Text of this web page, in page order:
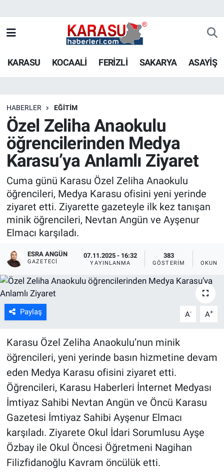
KARASU KOCAALİ FERİZLİ SAKARYA ASAYİŞ
HABERLER EĞİTİM
Özel Zeliha Anaokulu
öğrencilerinden Medya
Karasu’ya Anlamlı Ziyaret
Cuma günü Karasu Özel Zeliha Anaokulu
öğrencileri, Medya Karasu ofisini yeni yerinde
ziyaret etti. Ziyarette gazeteyle ilk kez tanışan
minik öğrencileri, Nevtan Angün ve Ayşenur
Elmacı karşıladı.
ESRA ANGÜN
GAZETECI
07.11.2025 - 16:32
YAYINLANMA
383
GÖSTERIM
Paylaş A- A+
Karasu Özel Zeliha Anaokulu’nun minik
öğrencileri, yeni yerinde basın hizmetine devam
eden Medya Karasu ofisini ziyaret etti.
Öğrencileri, Karasu Haberleri İnternet Medyası
İmtiyaz Sahibi Nevtan Angün ve Öncü Karasu
Gazetesi İmtiyaz Sahibi Ayşenur Elmacı
karşıladı. Ziyarete Okul İdari Sorumlusu Ayşe
Özbay ile Okul Öncesi Öğretmeni Nagihan
Filizfidanoğlu Kavram öncülük etti.